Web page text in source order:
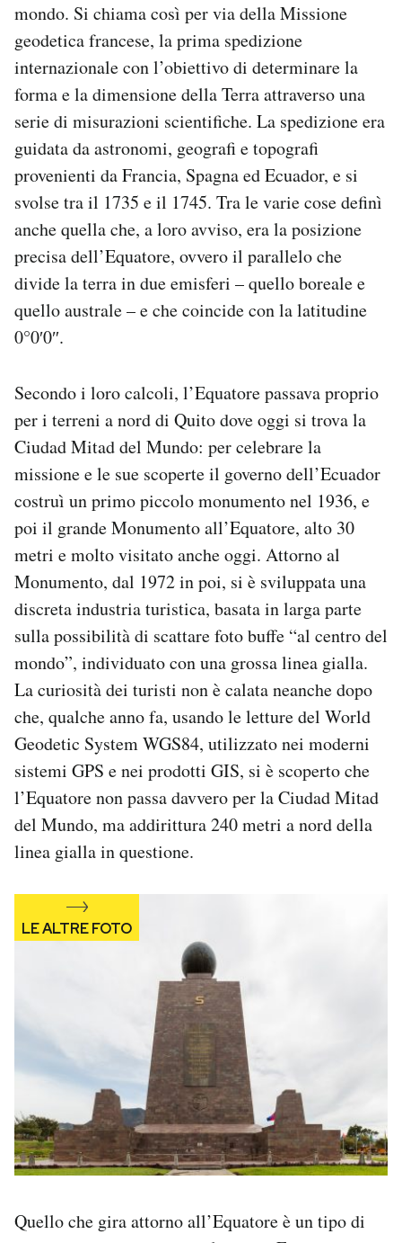
Newsletter
Notifiche mobile
Regala il Post
Hai bisogno di aiuto?
Esci
mondo. Si chiama così per via della Missione
geodetica francese, la prima spedizione
internazionale con l’obiettivo di determinare la
forma e la dimensione della Terra attraverso una
serie di misurazioni scientifiche. La spedizione era
guidata da astronomi, geografi e topografi
provenienti da Francia, Spagna ed Ecuador, e si
svolse tra il 1735 e il 1745. Tra le varie cose definì
anche quella che, a loro avviso, era la posizione
precisa dell’Equatore, ovvero il parallelo che
divide la terra in due emisferi – quello boreale e
quello australe – e che coincide con la latitudine
0°0′0″.
Secondo i loro calcoli, l’Equatore passava proprio
per i terreni a nord di Quito dove oggi si trova la
Ciudad Mitad del Mundo: per celebrare la
missione e le sue scoperte il governo dell’Ecuador
costruì un primo piccolo monumento nel 1936, e
poi il grande Monumento all’Equatore, alto 30
metri e molto visitato anche oggi. Attorno al
Monumento, dal 1972 in poi, si è sviluppata una
discreta industria turistica, basata in larga parte
sulla possibilità di scattare foto buffe “al centro del
mondo”, individuato con una grossa linea gialla.
La curiosità dei turisti non è calata neanche dopo
che, qualche anno fa, usando le letture del World
Geodetic System WGS84, utilizzato nei moderni
sistemi GPS e nei prodotti GIS, si è scoperto che
l’Equatore non passa davvero per la Ciudad Mitad
del Mundo, ma addirittura 240 metri a nord della
linea gialla in questione.
Quello che gira attorno all’Equatore è un tipo di